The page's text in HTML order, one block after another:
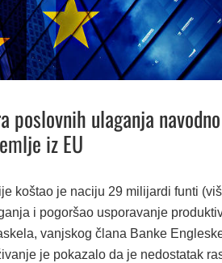
ulaganja
iz EU
koštao je naciju 29 milijardi funti
i pogoršao usporavanje
vanjskog člana Banke
je pokazalo da je nedostatak